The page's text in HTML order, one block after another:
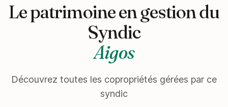
Le patrimoine en gestion du
Syndic
Aigos
Découvrez toutes les copropriétés gérées par ce
syndic